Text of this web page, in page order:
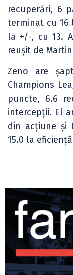
recuperări, 6
terminat cu 16
la +/-, cu 13.
reușit de
Zeno are
Champions
puncte, 6.6
intercepții. El
din acțiune și
15.0 la